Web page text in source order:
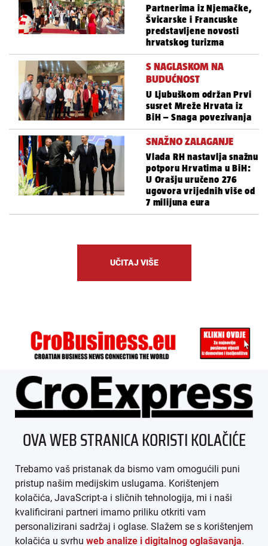
Partnerima iz Njemačke,
Švicarske i Francuske
predstavljene novosti
hrvatskog turizma
S NAGLASKOM NA
BUDUĆNOST
U Ljubuškom održan Prvi
susret Mreže Hrvata iz
BiH – Snaga povezivanja
SNAŽNO ZALAGANJE
Vlada RH nastavlja snažnu
potporu Hrvatima u BiH:
U Orašju uručeno 276
ugovora vrijednih više od
7 milijuna eura
UČITAJ VIŠE
ÜBER UNS
IMPRESSUM
AGB
DATENSCHUTZ
MEDIADATEN
OVA WEB STRANICA KORISTI KOLAČIĆE
Trebamo vaš pristanak da bismo vam omogućili puni
pristup našim medijskim uslugama. Korištenjem
kolačića, JavaScript-a i sličnih tehnologija, mi i naši
kvalificirani partneri imamo priliku otkriti vam
personalizirani sadržaj i oglase. Slažem se s korištenjem
kolačića u svrhu web analize i digitalnog oglašavanja.